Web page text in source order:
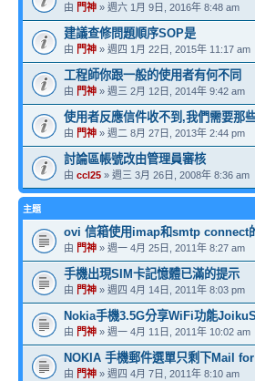
由 門神 » 週六 1月 9日, 2016年 8:48 am
建議查修問題順序SOP是
由 門神 » 週四 1月 22日, 2015年 11:17 am
工程師你跟一般的使用者有何不同
由 門神 » 週三 2月 12日, 2014年 9:42 am
使用者反應信件收不到,我們需要那
由 門神 » 週二 8月 27日, 2013年 2:44 pm
討論區帳號改由管理員審核
由 ccl25 » 週三 3月 26日, 2008年 8:36 am
主題
ovi 信箱使用imap和smtp connect
由 門神 » 週一 4月 25日, 2011年 8:27 am
手機出現SIM卡記憶體已滿的提示
由 門神 » 週四 4月 14日, 2011年 8:03 pm
Nokia手機3.5G分享WiFi功能
由 門神 » 週一 4月 11日, 2011年 10:02 am
NOKIA 手機郵件選單只剩下Mail
由 門神 » 週四 4月 7日, 2011年 8:10 am